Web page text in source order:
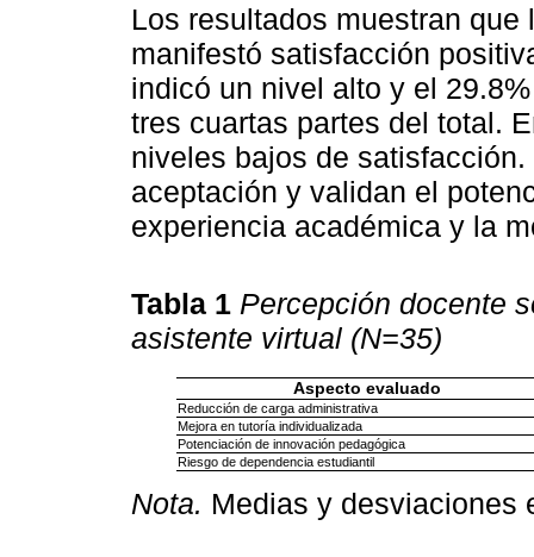
Los resultados muestran
manifestó satisfacción
indicó un nivel alto y el
tres cuartas partes del total.
niveles bajos de
aceptación y validan el
experiencia académica y la
Tabla 1 Percepción docente
asistente virtual (N=35)
Aspecto evaluado
Reducción de carga administrativa
Mejora en tutoría individualizada
Potenciación de innovación pedagógica
Riesgo de dependencia estudiantil
Nota. Medias y desviaciones